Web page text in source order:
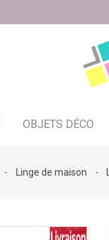
OBJETS DÉCO
Linge de maison